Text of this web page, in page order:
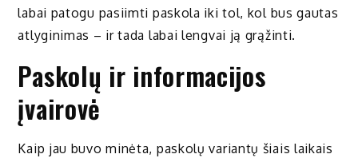
labai patogu pasiimti paskola iki tol, kol bus gautas
atlyginimas – ir tada labai lengvai ją grąžinti.
Paskolų ir informacijos
įvairovė
Kaip jau buvo minėta, paskolų variantų šiais laikais